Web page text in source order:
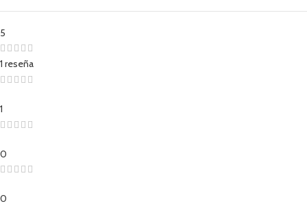
5
1 reseña
1
0
0